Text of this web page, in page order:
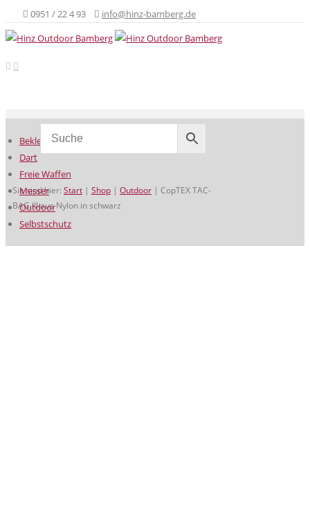
0951 / 22 4 93 info@hinz-bamberg.de
Sie sind hier: Start | Shop | Outdoor | CopTEX TAC-
BAG III aus Nylon in schwarz
Bekleidung
Dart
Freie Waffen
Messer
Outdoor
Selbstschutz